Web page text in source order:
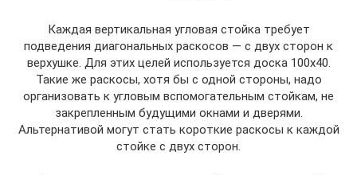
Каждая вертикальная угловая стойка требует
подведения диагональных раскосов — с двух сторон к
верхушке. Для этих целей используется доска 100х40.
Такие же раскосы, хотя бы с одной стороны, надо
организовать к угловым вспомогательным стойкам, не
закрепленным будущими окнами и дверями.
Альтернативой могут стать короткие раскосы к каждой
стойке с двух сторон.